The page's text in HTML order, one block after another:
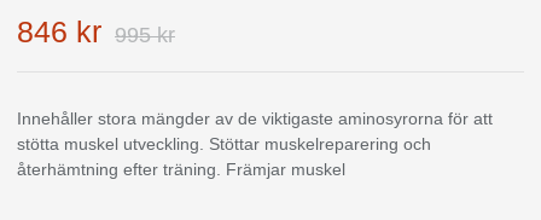
846 kr 995 kr
Innehåller stora mängder av de viktigaste aminosyrorna för att
stötta muskel utveckling. Stöttar muskelreparering och
återhämtning efter träning. Främjar muskel